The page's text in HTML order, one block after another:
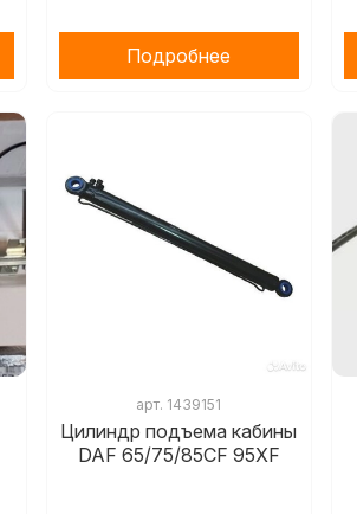
Подробнее
арт. 1439151
Цилиндр подъема кабины
DAF 65/75/85CF 95XF